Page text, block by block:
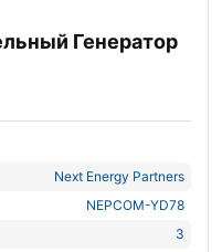
Генератор
Next Energy Partners
NEPCOM-YD78
3